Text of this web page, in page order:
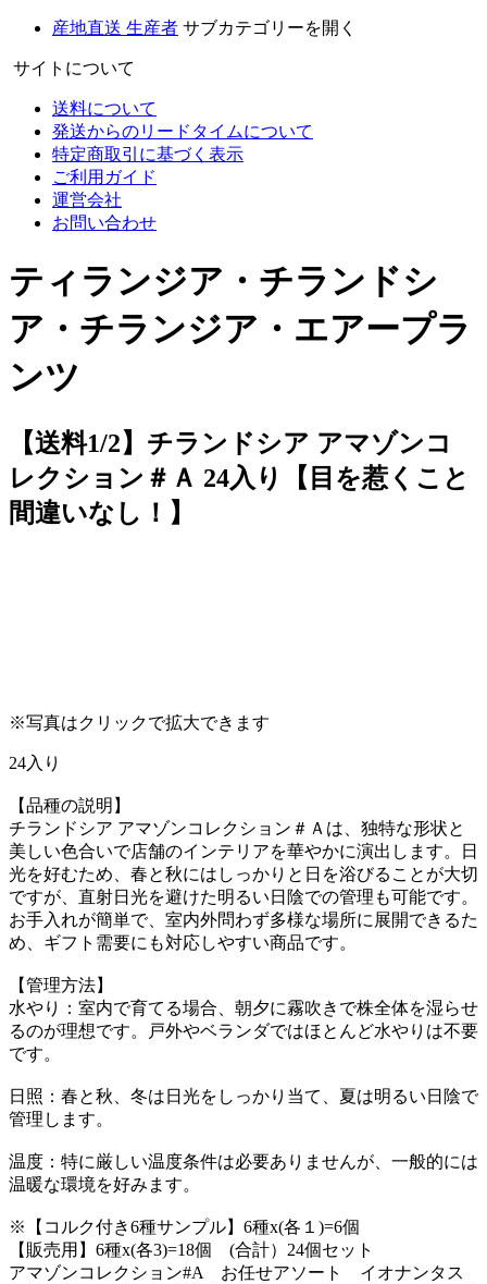
産地直送 生産者 サブカテゴリーを開く
サイトについて
送料について
発送からのリードタイムについて
特定商取引に基づく表示
ご利用ガイド
運営会社
お問い合わせ
ティランジア・チランドシ
ア・チランジア・エアープラ
ンツ
【送料1/2】チランドシア アマゾンコ
レクション＃Ａ 24入り【目を惹くこと
間違いなし！】
※写真はクリックで拡大できます
24入り
【品種の説明】
チランドシア アマゾンコレクション＃Ａは、独特な形状と
美しい色合いで店舗のインテリアを華やかに演出します。日
光を好むため、春と秋にはしっかりと日を浴びることが大切
ですが、直射日光を避けた明るい日陰での管理も可能です。
お手入れが簡単で、室内外問わず多様な場所に展開できるた
め、ギフト需要にも対応しやすい商品です。
【管理方法】
水やり：室内で育てる場合、朝夕に霧吹きで株全体を湿らせ
るのが理想です。戸外やベランダではほとんど水やりは不要
です。
日照：春と秋、冬は日光をしっかり当て、夏は明るい日陰で
管理します。
温度：特に厳しい温度条件は必要ありませんが、一般的には
温暖な環境を好みます。
※【コルク付き6種サンプル】6種x(各１)=6個
【販売用】6種x(各3)=18個 (合計）24個セット
アマゾンコレクション#A お任せアソート イオナンタス